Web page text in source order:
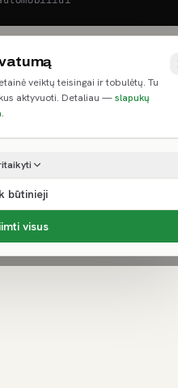
veiktų teisingai ir tobulėtų. Tu
aktyvuoti. Detaliau —slapukų
.
būtinieji
visus